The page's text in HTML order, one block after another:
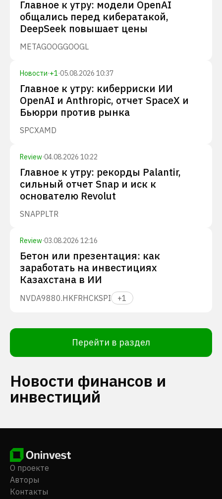
Главное к утру: модели OpenAI
общались перед кибератакой,
DeepSeek повышает цены
METAGOOGGOOGL
Новости·+1·05.08.2026 10:37
Главное к утру: киберриски ИИ
OpenAI и Anthropic, отчет SpaceX и
Бьюрри против рынка
SPCXAMD
Review·04.08.2026 10:22
Главное к утру: рекорды Palantir,
сильный отчет Snap и иск к
основателю Revolut
SNAPPLTR
Review·03.08.2026 12:16
Бетон или презентация: как
заработать на инвестициях
Казахстана в ИИ
NVDA9880.HKFRHCKSPI +1
Перейти в раздел
Новости финансов и
инвестиций
О проекте
Авторы
Контакты